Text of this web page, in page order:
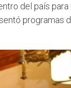
del país
programas